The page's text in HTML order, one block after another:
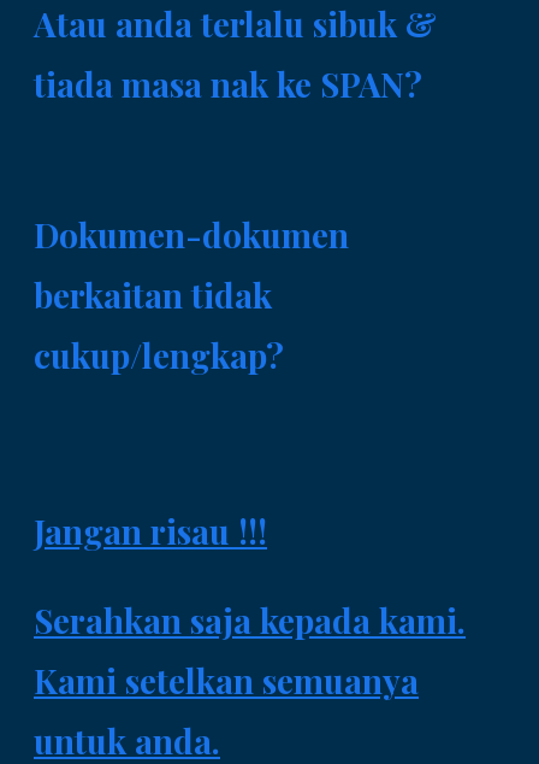
Atau anda terlalu sibuk &
tiada masa nak ke SPAN?
Dokumen-dokumen
berkaitan tidak
cukup/lengkap?
Jangan risau !!!
Serahkan saja kepada kami.
Kami setelkan semuanya
untuk anda.